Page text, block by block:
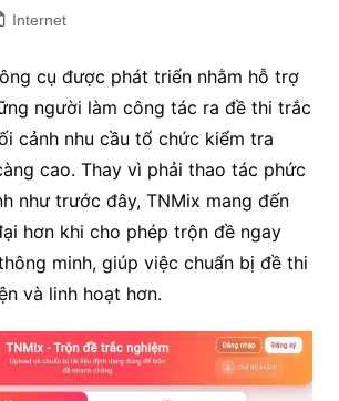
Internet
cụ được phát triển nhằm hỗ trợ
người làm công tác ra đề thi trắc
cảnh nhu cầu tổ chức kiểm tra
cao. Thay vì phải thao tác phức
như trước đây, TNMix mang đến
hơn khi cho phép trộn đề ngay
minh, giúp việc chuẩn bị đề thi
và linh hoạt hơn.